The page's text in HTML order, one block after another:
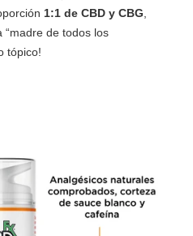
1:1 de CBD y CBG,
de todos los
tópico!